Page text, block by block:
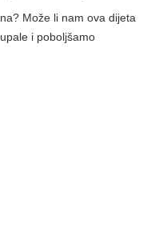
Može li nam ova dijeta
i poboljšamo